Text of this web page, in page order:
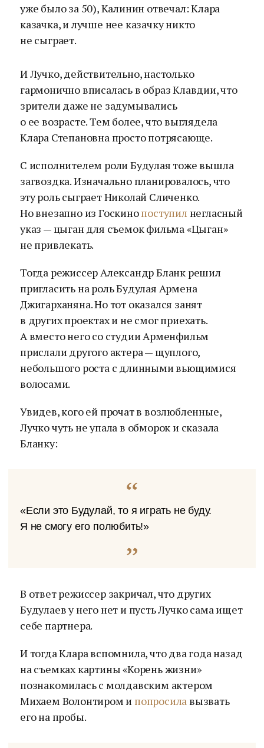
уже было за 50), Калинин отвечал: Клара
казачка, и лучше нее казачку никто
не сыграет.
И Лучко, действительно, настолько
гармонично вписалась в образ Клавдии, что
зрители даже не задумывались
о ее возрасте. Тем более, что выглядела
Клара Степановна просто потрясающе.
С исполнителем роли Будулая тоже вышла
загвоздка. Изначально планировалось, что
эту роль сыграет Николай Сличенко.
Но внезапно из Госкинопоступил негласный
указ — цыган для съемок фильма «Цыган»
не привлекать.
Тогда режиссер Александр Бланк решил
пригласить на роль Будулая Армена
Джигарханяна. Но тот оказался занят
в других проектах и не смог приехать.
А вместо него со студии Арменфильм
прислали другого актера — щуплого,
небольшого роста с длинными вьющимися
волосами.
Увидев, кого ей прочат в возлюбленные,
Лучко чуть не упала в обморок и сказала
Бланку:
«Если это Будулай, то я играть не буду.
Я не смогу его полюбить!»
В ответ режиссер закричал, что других
Будулаев у него нет и пусть Лучко сама ищет
себе партнера.
И тогда Клара вспомнила, что два года назад
на съемках картины «Корень жизни»
познакомилась с молдавским актером
Михаем Волонтиром и попросила вызвать
его на пробы.